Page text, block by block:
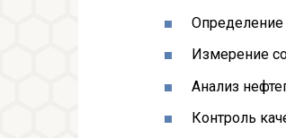
Измерение
Анализ
Контроль